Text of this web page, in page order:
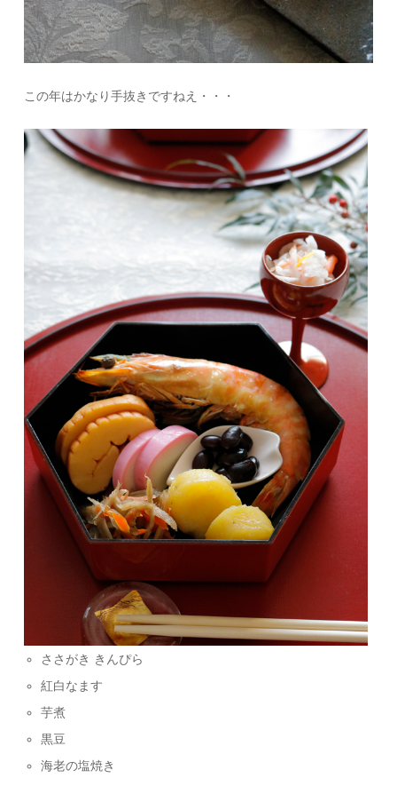
この年はかなり手抜きですねえ・・・
ささがき きんぴら
紅白なます
芋煮
黒豆
海老の塩焼き